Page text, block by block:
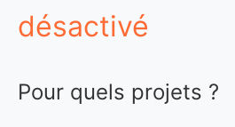
désactivé
Pour quels projets ?